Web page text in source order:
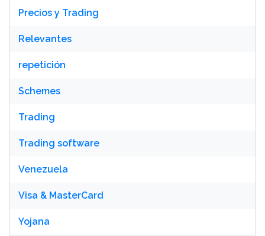
Precios y Trading
Relevantes
repetición
Schemes
Trading
Trading software
Venezuela
Visa & MasterCard
Yojana